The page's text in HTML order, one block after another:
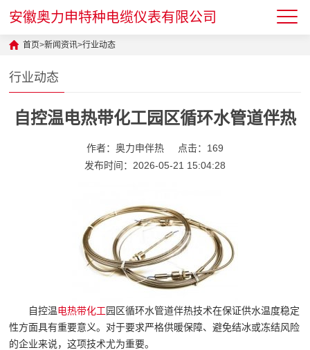
安徽奥力申特种电缆仪表有限公司
首页>新闻资讯>行业动态
行业动态
自控温电热带化工园区循环水管道伴热
作者：奥力申伴热
点击：169
发布时间：2026-05-21 15:04:28
自控温电热带化工园区循环水管道伴热技术在保证供水温度稳定
性方面具有重要意义。对于要求严格供暖保障、避免结冰或冻结风险
的企业来说，这项技术尤为重要。